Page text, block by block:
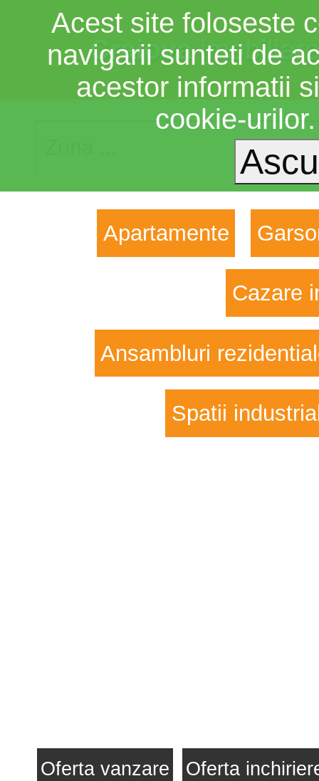
Craiova
Apartamente
Cazare
Ansambluri
Spatii
Oferta vanzare Oferta
Acest site foloseste
navigarii sunteti de
acestor informatii
cookie-